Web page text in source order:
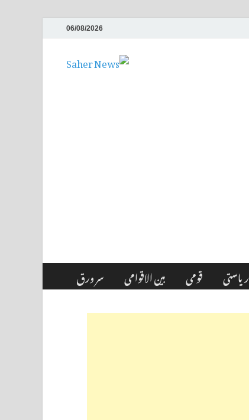
06/08/2026
Saher News
سر ورق بین الاقوامی قومی ریاستی